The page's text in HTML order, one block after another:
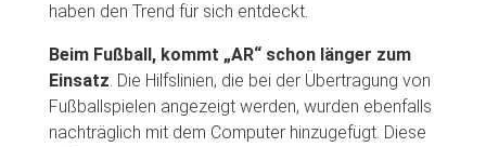
haben den Trend für sich entdeckt.
Beim Fußball, kommt „AR“ schon länger zum
Einsatz. Die Hilfslinien, die bei der Übertragung von
Fußballspielen angezeigt werden, wurden ebenfalls
nachträglich mit dem Computer hinzugefügt. Diese